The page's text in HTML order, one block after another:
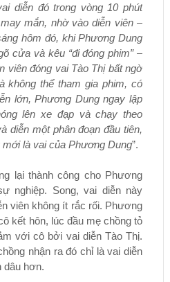
diễn đó trong vòng 10 phút
mắn, nhờ vào diễn viên –
hôm đó, khi Phương Dung
cửa và kêu “đi đóng phim” –
viên đóng vai Tào Thị bất ngờ
không thể tham gia phim, có
lớn, Phương Dung ngay lập
lên xe đạp và chạy theo
diễn một phân đoạn đầu tiên,
mới là vai của Phương Dung”.
lại thành công cho Phương
nghiệp. Song, vai diễn này
viên không ít rắc rối. Phương
kết hôn, lúc đầu mẹ chồng tỏ
với cô bởi vai diễn Tào Thị.
nhận ra đó chỉ là vai diễn
dâu hơn.